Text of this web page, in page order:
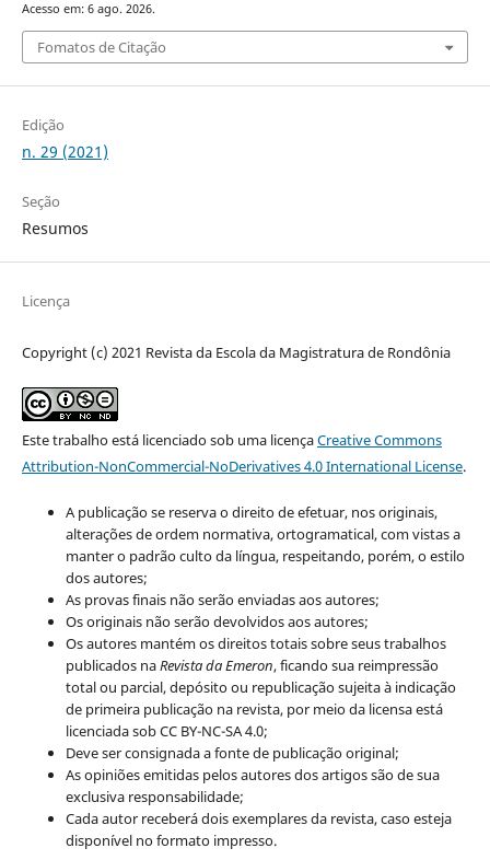
Acesso em: 6 ago. 2026.
Fomatos de Citação
Edição
n. 29 (2021)
Seção
Resumos
Licença
Copyright (c) 2021 Revista da Escola da Magistratura de Rondônia
Este trabalho está licenciado sob uma licençaCreative Commons
Attribution-NonCommercial-NoDerivatives 4.0 International License.
A publicação se reserva o direito de efetuar, nos originais,
alterações de ordem normativa, ortogramatical, com vistas a
manter o padrão culto da língua, respeitando, porém, o estilo
dos autores;
As provas finais não serão enviadas aos autores;
Os originais não serão devolvidos aos autores;
Os autores mantém os direitos totais sobre seus trabalhos
publicados naRevista da Emeron, ficando sua reimpressão
total ou parcial, depósito ou republicação sujeita à indicação
de primeira publicação na revista, por meio da licensa está
licenciada sob CC BY-NC-SA 4.0;
Deve ser consignada a fonte de publicação original;
As opiniões emitidas pelos autores dos artigos são de sua
exclusiva responsabilidade;
Cada autor receberá dois exemplares da revista, caso esteja
disponível no formato impresso.